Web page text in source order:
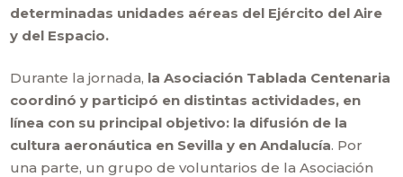
determinadas unidades aéreas del Ejército del Aire
y del Espacio.
Durante la jornada, la Asociación Tablada Centenaria
coordinó y participó en distintas actividades, en
línea con su principal objetivo: la difusión de la
cultura aeronáutica en Sevilla y en Andalucía. Por
una parte, un grupo de voluntarios de la Asociación